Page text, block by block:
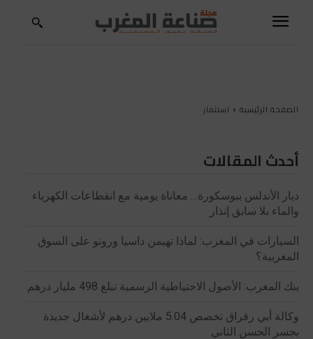
الصفحة الرئيسية استثمار
أحدث المقالات
ديار الأندلس ببوسكورة… معاناة يومية مع انقطاعات الكهرباء
والماء بلا سابق إنذار
السيارات في المغرب: لماذا تهيمن داسيا ورونو على السوق
المغربية؟
بنك المغرب: الأصول الاحتياطية الرسمية تبلغ 498 مليار درهم
وكالة أبي رقراق تخصص 5.04 ملايين درهم لأشغال جديدة
بجسر الحسن الثاني